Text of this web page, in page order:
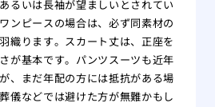
るいは長袖が望ましいとされてい
ンピースの場合は、必ず同素材の
織ります。スカート丈は、正座を
が基本です。パンツスーツも近年
、まだ年配の方には抵抗がある場
儀などでは避けた方が無難かもし